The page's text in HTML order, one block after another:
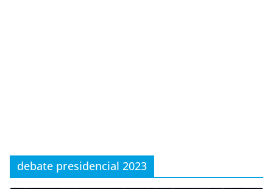
debate presidencial 2023